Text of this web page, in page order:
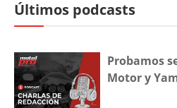
Últimos podcasts
Probamos
Motor y